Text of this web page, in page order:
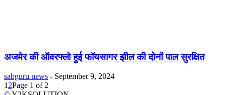
अजमेर की ऑवरफ्लो हुई फॉयसागर झील की दोनों पाल सुरक्षित
sabguru news - September 9, 2024
1 2Page 1 of 2